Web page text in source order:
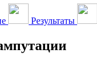
Результаты